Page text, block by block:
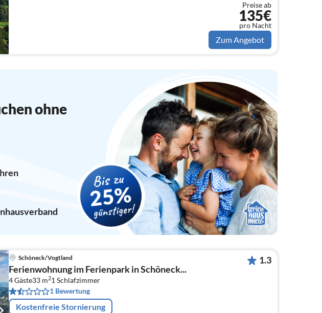
Preise ab
135€
pro Nacht
Zum Angebot
ohne
Schöneck/Vogtland
Ferienwohnung im Ferienpark in Schöneck...
4 Gäste33 m21Schlafzimmer
1 Bewertung
Kostenfreie Stornierung
1.3